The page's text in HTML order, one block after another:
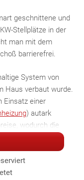
geschnittene und
Stellplätze in der
man mit dem
barrierefrei.
System von
Haus verbaut wurde.
Einsatz einer
) autark
wodurch die
überschaubar
einer Klimaanlage